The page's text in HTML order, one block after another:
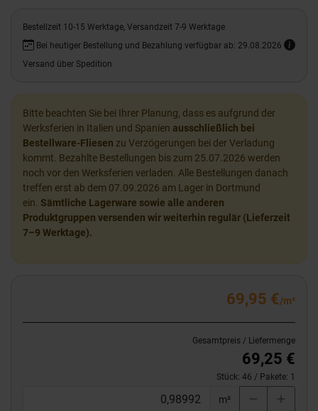
Bestellzeit 10-15 Werktage, Versandzeit 7-9 Werktage
Bei heutiger Bestellung und Bezahlung verfügbar ab: 29.08.2026
Versand über Spedition
Bitte beachten Sie bei Ihrer Planung, dass es aufgrund der
Werksferien in Italien und Spanien ausschließlich bei
Bestellware-Fliesen zu Verzögerungen bei der Verladung
kommt. Bezahlte Bestellungen bis zum 25.07.2026 werden
noch vor den Werksferien verladen. Alle Bestellungen danach
treffen erst ab dem 07.09.2026 am Lager in Dortmund
ein. Sämtliche Lagerware sowie alle anderen
Produktgruppen versenden wir weiterhin regulär (Lieferzeit
7–9 Werktage).
69,95 €/m²
Gesamtpreis / Liefermenge
69,25 €
Stück: 46 / Pakete: 1
m²